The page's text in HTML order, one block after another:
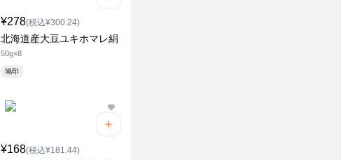
¥278(税込¥300.24)
北海道産大豆ユキホマレ絹
50g×8
鳩印
¥168(税込¥181.44)